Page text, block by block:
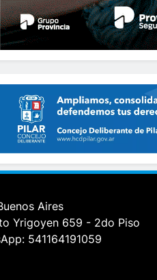
Aires
Yrigoyen 659 - 2do Piso
541164191059